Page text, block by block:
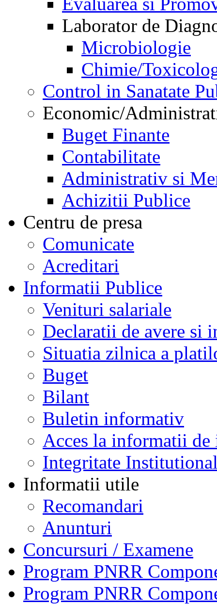
Laborator de
Microbiologie
Chimie/
Control in Sanatate
Economic/
Buget Finante
Contabilitate
Administrativ si
Achizitii Publice
Centru de presa
Comunicate
Acreditari
Informatii Publice
Venituri salariale
Declaratii de avere si
Situatia zilnica a
Buget
Bilant
Buletin informativ
Acces la informatii de
Integritate
Informatii utile
Recomandari
Anunturi
Concursuri / Examene
Program PNRR
Program PNRR